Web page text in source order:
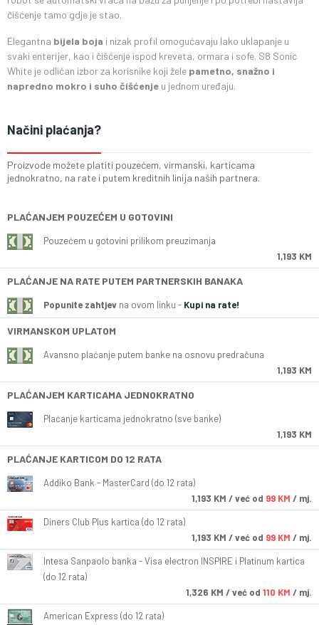
čišćenje tamo gdje je stao.
Elegantna bijela boja i nizak profil omogućavaju lako uklapanje u
svaki enterijer, kao i čišćenje ispod kreveta, ormara i sofe. S8 Sonic
White je odličan izbor za korisnike koji žele pametno, snažno i
napredno mokro i suho čišćenje u jednom uređaju.
Načini plaćanja?
Proizvode možete platiti pouzećem, virmanski, karticama
jednokratno, na rate i putem kreditnih linija naših partnera.
PLAĆANJEM POUZEĆEM U GOTOVINI
Pouzećem u gotovini prilikom preuzimanja
1,193 KM
PLAĆANJE NA RATE PUTEM PARTNERSKIH BANAKA
Popunite zahtjev na ovom linku - Kupi na rate!
VIRMANSKOM UPLATOM
Avansno plaćanje putem banke na osnovu predračuna
1,193 KM
PLAĆANJEM KARTICAMA JEDNOKRATNO
Plaćanje karticama jednokratno (sve banke)
1,193 KM
PLAĆANJE KARTICOM DO 12 RATA
Addiko Bank - MasterCard (do 12 rata)
1,193 KM / već od 99 KM / mj.
Diners Club Plus kartica (do 12 rata)
1,193 KM / već od 99 KM / mj.
Intesa Sanpaolo banka - Visa electron INSPIRE i Platinum kartica
(do 12 rata)
1,326 KM / već od 110 KM / mj.
American Express (do 12 rata)